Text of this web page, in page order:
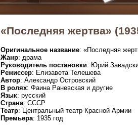
«Последняя жертва»
Оригинальное название: «Последняя
Жанр: драма
Руководитель постановки: Юрий
Режиссер: Елизавета Телешева
Автор: Александр Островский
В ролях: Фаина Раневская и другие
Язык: русский
Страна: СССР
Театр: Центральный театр Красной Армии
Премьера: 1935 год